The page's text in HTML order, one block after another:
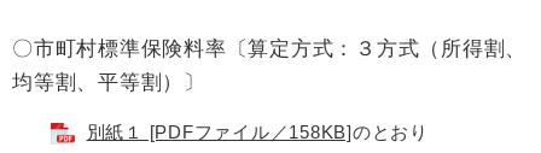
〇市町村標準保険料率〔算定方式：３方式（所得割、
均等割、平等割）〕
別紙１ [PDFファイル／158KB]のとおり